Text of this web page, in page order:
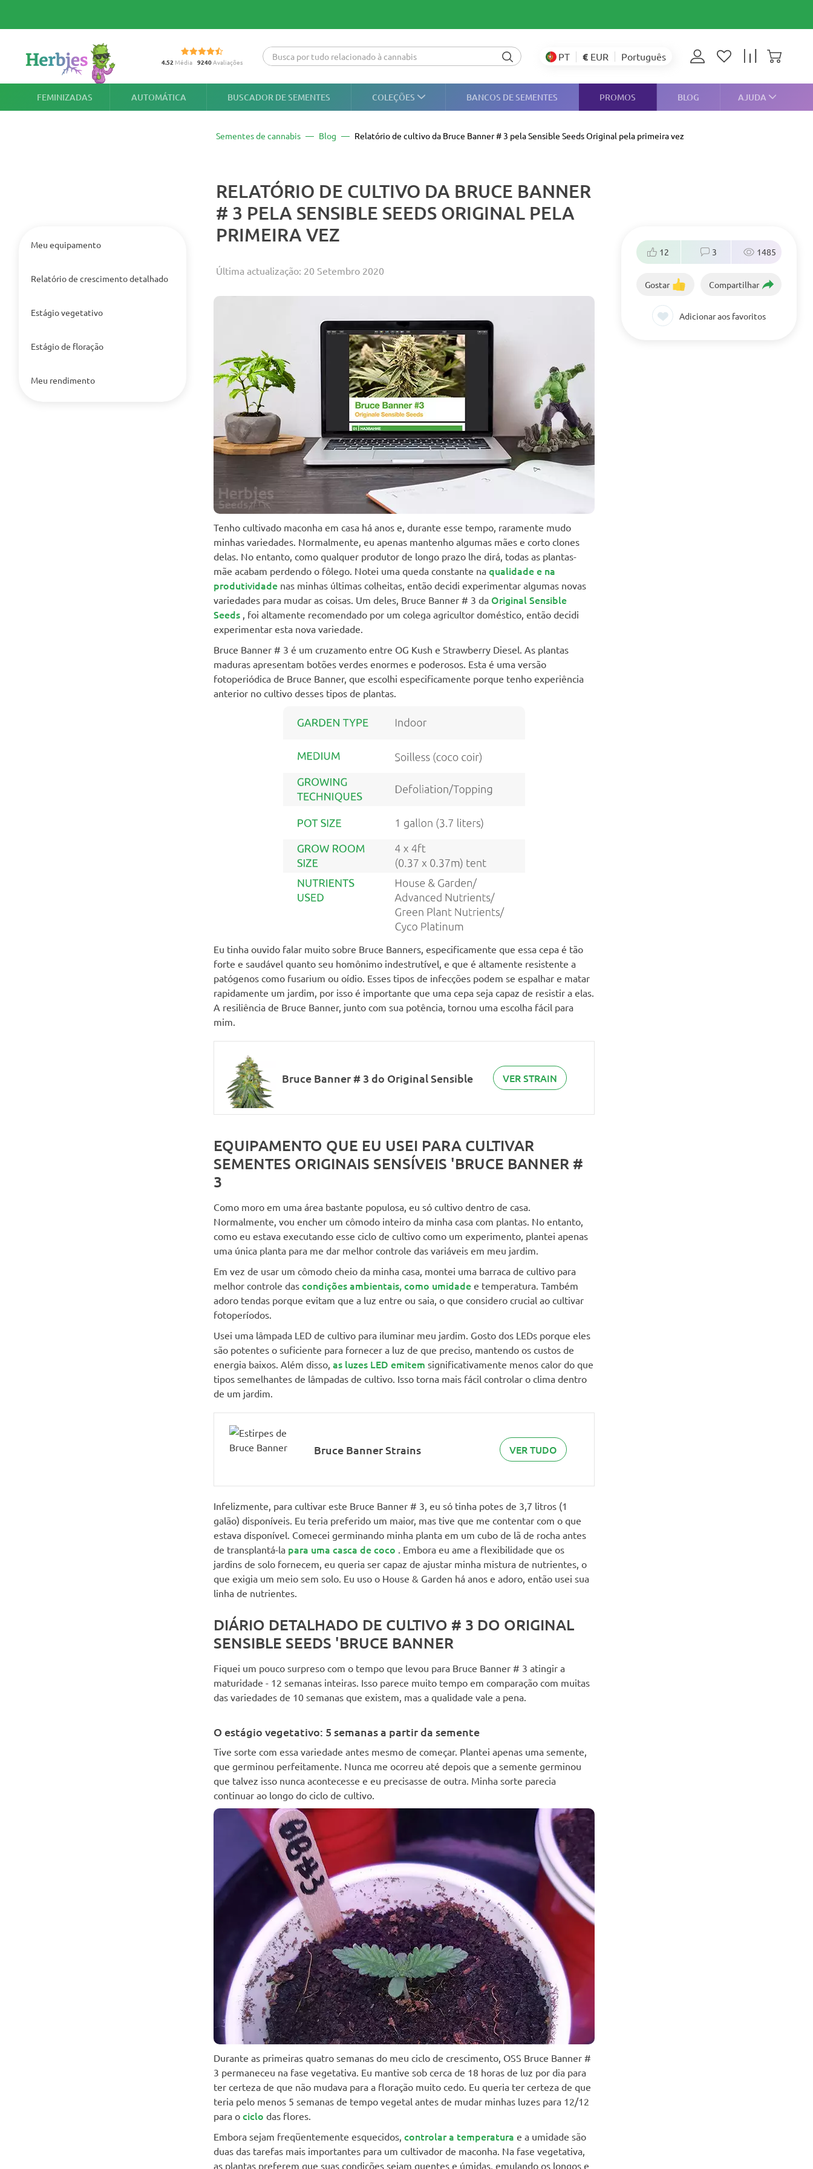
4.52 Média 9240Avaliações PT € EUR Português
FEMINIZADAS AUTOMÁTICA BUSCADOR DE SEMENTES COLEÇÕES BANCOS DE SEMENTES PROMOS BLOG AJUDA
Sementes de cannabis Blog Relatório de cultivo da Bruce Banner # 3 pela Sensible Seeds Original pela primeira vez
RELATÓRIO DE CULTIVO DA BRUCE BANNER
# 3 PELA SENSIBLE SEEDS ORIGINAL PELA
PRIMEIRA VEZ
Última actualização: 20 Setembro 2020
Meu equipamento
Relatório de crescimento detalhado
Estágio vegetativo
Estágio de floração
Meu rendimento
Tenho cultivado maconha em casa há anos e, durante esse tempo, raramente mudo
minhas variedades. Normalmente, eu apenas mantenho algumas mães e corto clones
delas. No entanto, como qualquer produtor de longo prazo lhe dirá, todas as plantas-
mãe acabam perdendo o fôlego. Notei uma queda constante na qualidade e na
produtividadenas minhas últimas colheitas, então decidi experimentar algumas novas
variedades para mudar as coisas. Um deles, Bruce Banner # 3 da Original Sensible
Seeds, foi altamente recomendado por um colega agricultor doméstico, então decidi
experimentar esta nova variedade.
Bruce Banner # 3 é um cruzamento entre OG Kush e Strawberry Diesel. As plantas
maduras apresentam botões verdes enormes e poderosos. Esta é uma versão
fotoperiódica de Bruce Banner, que escolhi especificamente porque tenho experiência
anterior no cultivo desses tipos de plantas.
Eu tinha ouvido falar muito sobre Bruce Banners, especificamente que essa cepa é tão
forte e saudável quanto seu homônimo indestrutível, e que é altamente resistente a
patógenos como fusarium ou oídio. Esses tipos de infecções podem se espalhar e matar
rapidamente um jardim, por isso é importante que uma cepa seja capaz de resistir a elas.
A resiliência de Bruce Banner, junto com sua potência, tornou uma escolha fácil para
mim.
Bruce Banner # 3 do Original Sensible VER STRAIN
EQUIPAMENTO QUE EU USEI PARA CULTIVAR
SEMENTES ORIGINAIS SENSÍVEIS 'BRUCE BANNER #
3
Como moro em uma área bastante populosa, eu só cultivo dentro de casa.
Normalmente, vou encher um cômodo inteiro da minha casa com plantas. No entanto,
como eu estava executando esse ciclo de cultivo como um experimento, plantei apenas
uma única planta para me dar melhor controle das variáveis em meu jardim.
Em vez de usar um cômodo cheio da minha casa, montei uma barraca de cultivo para
melhor controle das condições ambientais, como umidadee temperatura. Também
adoro tendas porque evitam que a luz entre ou saia, o que considero crucial ao cultivar
fotoperíodos.
Usei uma lâmpada LED de cultivo para iluminar meu jardim. Gosto dos LEDs porque eles
são potentes o suficiente para fornecer a luz de que preciso, mantendo os custos de
energia baixos. Além disso, as luzes LED emitem significativamente menos calor do que
tipos semelhantes de lâmpadas de cultivo. Isso torna mais fácil controlar o clima dentro
de um jardim.
Bruce Banner Strains VER TUDO
Infelizmente, para cultivar este Bruce Banner # 3, eu só tinha potes de 3,7 litros (1
galão) disponíveis. Eu teria preferido um maior, mas tive que me contentar com o que
estava disponível. Comecei germinando minha planta em um cubo de lã de rocha antes
de transplantá-la para uma casca de coco . Embora eu ame a flexibilidade que os
jardins de solo fornecem, eu queria ser capaz de ajustar minha mistura de nutrientes, o
que exigia um meio sem solo. Eu uso o House & Garden há anos e adoro, então usei sua
linha de nutrientes.
DIÁRIO DETALHADO DE CULTIVO # 3 DO ORIGINAL
SENSIBLE SEEDS 'BRUCE BANNER
Fiquei um pouco surpreso com o tempo que levou para Bruce Banner # 3 atingir a
maturidade - 12 semanas inteiras. Isso parece muito tempo em comparação com muitas
das variedades de 10 semanas que existem, mas a qualidade vale a pena.
O estágio vegetativo: 5 semanas a partir da semente
Tive sorte com essa variedade antes mesmo de começar. Plantei apenas uma semente,
que germinou perfeitamente. Nunca me ocorreu até depois que a semente germinou
que talvez isso nunca acontecesse e eu precisasse de outra. Minha sorte parecia
continuar ao longo do ciclo de cultivo.
Durante as primeiras quatro semanas do meu ciclo de crescimento, OSS Bruce Banner #
3 permaneceu na fase vegetativa. Eu mantive sob cerca de 18 horas de luz por dia para
ter certeza de que não mudava para a floração muito cedo. Eu queria ter certeza de que
teria pelo menos 5 semanas de tempo vegetal antes de mudar minhas luzes para 12/12
para o ciclo das flores.
Embora sejam freqüentemente esquecidos, controlar a temperatura e a umidade são
duas das tarefas mais importantes para um cultivador de maconha. Na fase vegetativa,
as plantas preferem que suas condições sejam quentes e úmidas, emulando os longos e
12 3 1485
Gostar Compartilhar
Adicionar aos favoritos